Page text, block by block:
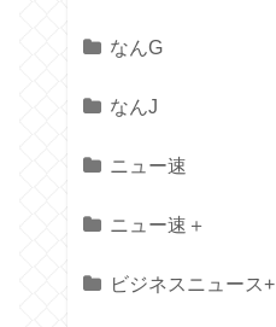
なんG
なんJ
ニュー速
ニュー速＋
ビジネスニュース+